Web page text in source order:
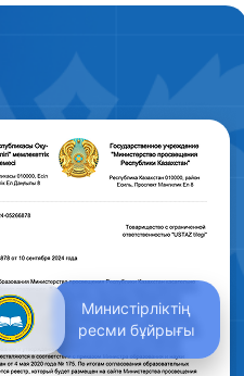
Министірліктің
ресми бұйрығы